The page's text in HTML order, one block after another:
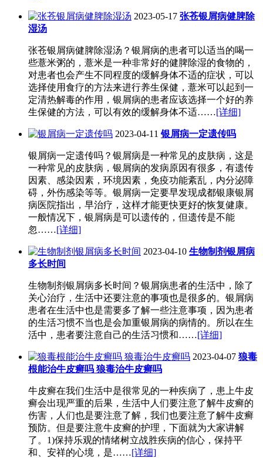
2023-05-17 张苍银屑病健脾除
湿汤
张苍银屑病健脾除湿汤？银屑病的患者可以适当的喝一
些薏米粥的，薏米是一种非常好的健脾除湿的食物的，
对患者也会产生不同程度的缓解身体不适的症状，可以
选择使用食疗的方法来进行养生保健，薏米可以起到一
定清热解毒的作用，银屑病的患者应该选择一个好的养
生保健的方法，可以有效的缓解身体不适……[详细]
2023-04-11 银屑病一定遗传吗
银屑病一定遗传吗？银屑病是一种常见的皮肤病，这是
一种常见的皮肤病，银屑病的发病原因有很多，有遗传
因素、感染因素，环境因素，免疫功能紊乱，内分泌障
碍，外伤感染等等。银屑病一定要早发现成都银康银屑
病医院指出，早治疗，这样才能更快更好的恢复健康。
一般情况下，银屑病是可以遗传的，但遗传是不能
忽……[详细]
2023-04-10 生物制剂银屑病
多长时间
生物制剂银屑病多长时间？银屑病患者的生活中，除了
关心治疗，生活中还要注意的事项也是很多的。银屑病
患者在生活中也是需要多了解一些注意事项，因为患者
的生活习惯不当也是会加重银屑病的病情的。所以在生
活中，患者要注意自己的生活习惯和……[详细]
2023-04-07 狼毒
根能治牛皮癣吗 狼毒治牛皮癣吗
牛皮癣在我们生活中是很常见的一种疾病了，患上牛皮
癣会出现严重的后果，生活中人们要注意了解牛皮癣的
伤害，人们也是要注意了解，我们也要注意了解牛皮癣
预防。但是要注意牛皮癣的护理，下面就为大家讲解
了。1)保持乐观的情绪树立战胜疾病的信心，保持平
和、安祥的心境，是……[详细]